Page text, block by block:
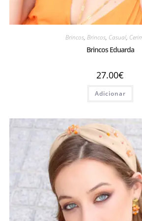
Brincos, Brincos, Casual,
Brincos Eduarda
27.00€
Adicionar